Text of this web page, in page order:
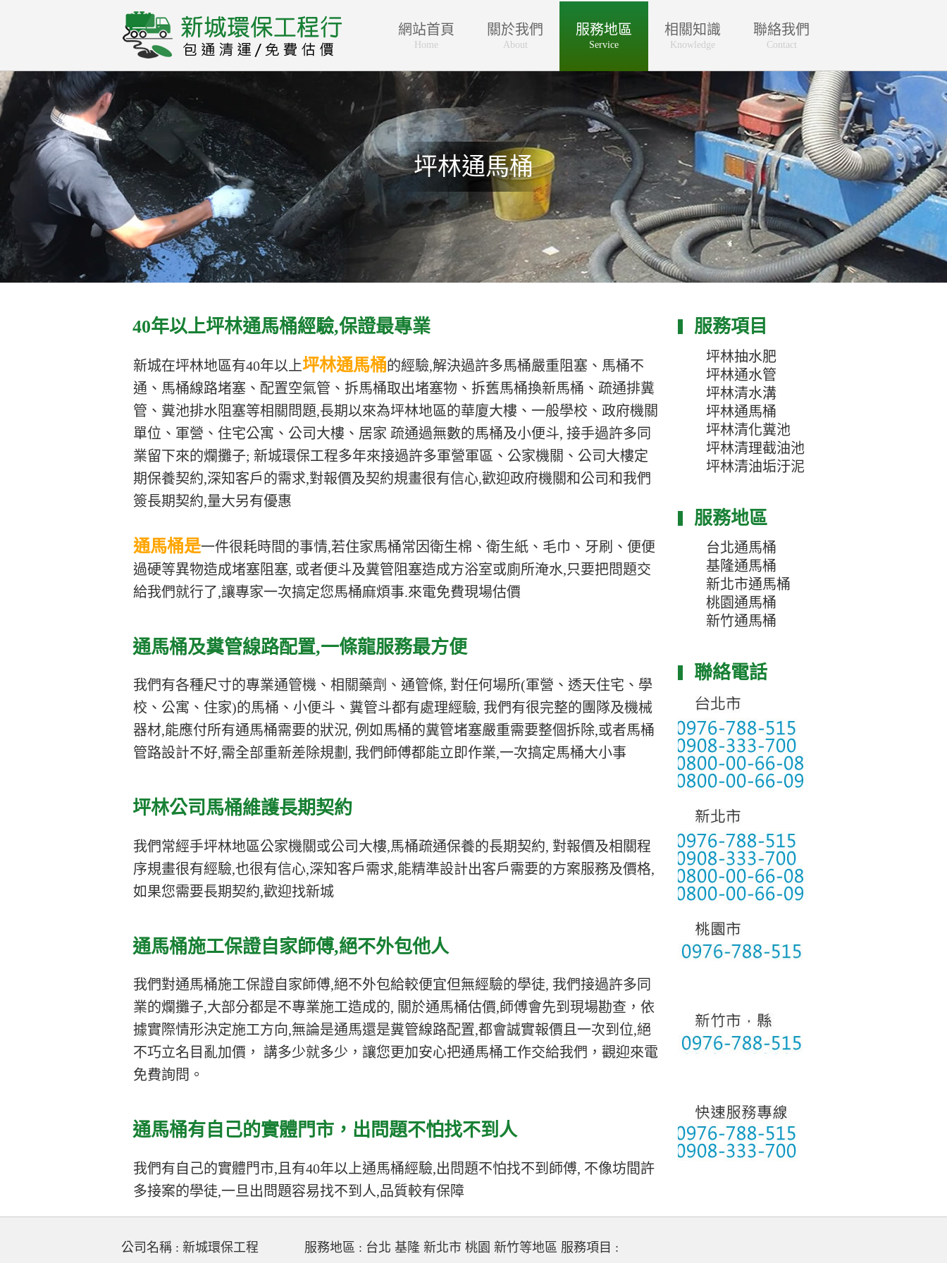
網站首頁
Home
關於我們
About
服務地區
Service
相關知識
Knowledge
聯絡我們
Contact
坪林通馬桶
40年以上坪林通馬桶經驗,保證最專業
新城在坪林地區有40年以上坪林通馬桶的經驗,解決過許多馬桶嚴重阻塞、馬桶不
通、馬桶線路堵塞、配置空氣管、拆馬桶取出堵塞物、拆舊馬桶換新馬桶、疏通排糞
管、糞池排水阻塞等相關問題,長期以來為坪林地區的華廈大樓、一般學校、政府機關
單位、軍營、住宅公寓、公司大樓、居家 疏通過無數的馬桶及小便斗, 接手過許多同
業留下來的爛攤子; 新城環保工程多年來接過許多軍營軍區、公家機關、公司大樓定
期保養契約,深知客戶的需求,對報價及契約規畫很有信心,歡迎政府機關和公司和我們
簽長期契約,量大另有優惠
通馬桶是一件很耗時間的事情,若住家馬桶常因衛生棉、衛生紙、毛巾、牙刷、便便
過硬等異物造成堵塞阻塞, 或者便斗及糞管阻塞造成方浴室或廁所淹水,只要把問題交
給我們就行了,讓專家一次搞定您馬桶麻煩事.來電免費現場估價
通馬桶及糞管線路配置,一條龍服務最方便
我們有各種尺寸的專業通管機、相關藥劑、通管條, 對任何場所(軍營、透天住宅、學
校、公寓、住家)的馬桶、小便斗、糞管斗都有處理經驗, 我們有很完整的團隊及機械
器材,能應付所有通馬桶需要的狀況, 例如馬桶的糞管堵塞嚴重需要整個拆除,或者馬桶
管路設計不好,需全部重新差除規劃, 我們師傅都能立即作業,一次搞定馬桶大小事
坪林公司馬桶維護長期契約
我們常經手坪林地區公家機關或公司大樓,馬桶疏通保養的長期契約, 對報價及相關程
序規畫很有經驗,也很有信心,深知客戶需求,能精準設計出客戶需要的方案服務及價格,
如果您需要長期契約,歡迎找新城
通馬桶施工保證自家師傅,絕不外包他人
我們對通馬桶施工保證自家師傅,絕不外包給較便宜但無經驗的學徒, 我們接過許多同
業的爛攤子,大部分都是不專業施工造成的, 關於通馬桶估價,師傅會先到現場勘查，依
據實際情形決定施工方向,無論是通馬還是糞管線路配置,都會誠實報價且一次到位,絕
不巧立名目亂加價， 講多少就多少，讓您更加安心把通馬桶工作交給我們，觀迎來電
免費詢問。
通馬桶有自己的實體門市， 出問題不怕找不到人
我們有自己的實體門市,且有40年以上通馬桶經驗,出問題不怕找不到師傅, 不像坊間許
多接案的學徒,一旦出問題容易找不到人,品質較有保障
服務項目
坪林抽水肥
坪林通水管
坪林清水溝
坪林通馬桶
坪林清化糞池
坪林清理截油池
坪林清油垢汙泥
服務地區
台北通馬桶
基隆通馬桶
新北市通馬桶
桃園通馬桶
新竹通馬桶
聯絡電話
公司名稱 : 新城環保工程 服務地區 : 台北 基隆 新北市 桃園 新竹等地區 服務項目 :